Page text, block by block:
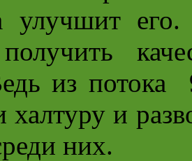
улучшит
из потока
халтуру и
них.